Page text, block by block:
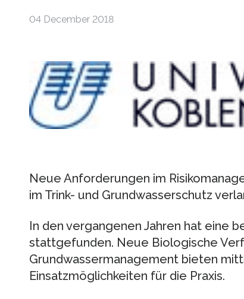
04 December 2018
Neue Anforderungen im
im Trink- und Grundwasserschutz
In den vergangenen Jahren hat eine
stattgefunden. Neue Biologische
Grundwassermanagement bieten
Einsatzmöglichkeiten für die Praxis.